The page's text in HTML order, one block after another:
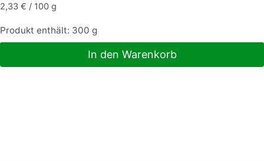
2,33 € / 100 g
Produkt enthält: 300 g
In den Warenkorb